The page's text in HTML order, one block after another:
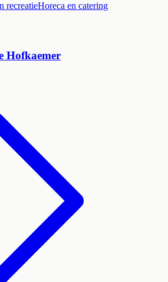
recreatieHoreca en catering
Hofkaemer